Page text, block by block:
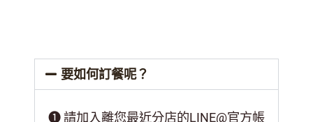
要如何訂餐呢？
❶ 請加入離您最近分店的LINE@官方帳